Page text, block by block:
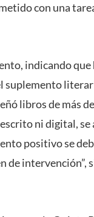
con una
indicando que
suplemento
libros de más
ni digital, se
positivo se
de